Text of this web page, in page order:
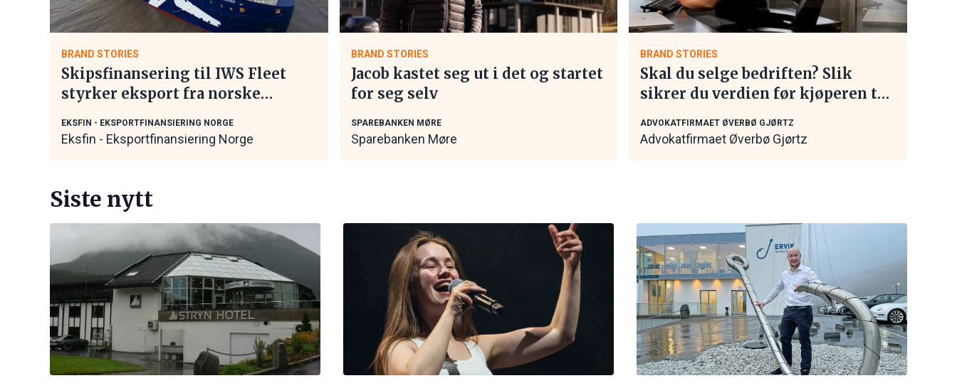
BRAND STORIES
Skipsfinansering til IWS Fleet
styrker eksport fra norske
EKSFIN - EKSPORTFINANSIERING NORGE
Eksfin - Eksportfinansiering Norge
BRAND STORIES
Jacob kastet seg ut i det og startet
for seg selv
SPAREBANKEN MØRE
Sparebanken Møre
BRAND STORIES
Skal du selge bedriften? Slik
sikrer du verdien før kjøperen tar
ADVOKATFIRMAET ØVERBØ GJØRTZ
Advokatfirmaet Øverbø Gjørtz
Siste nytt